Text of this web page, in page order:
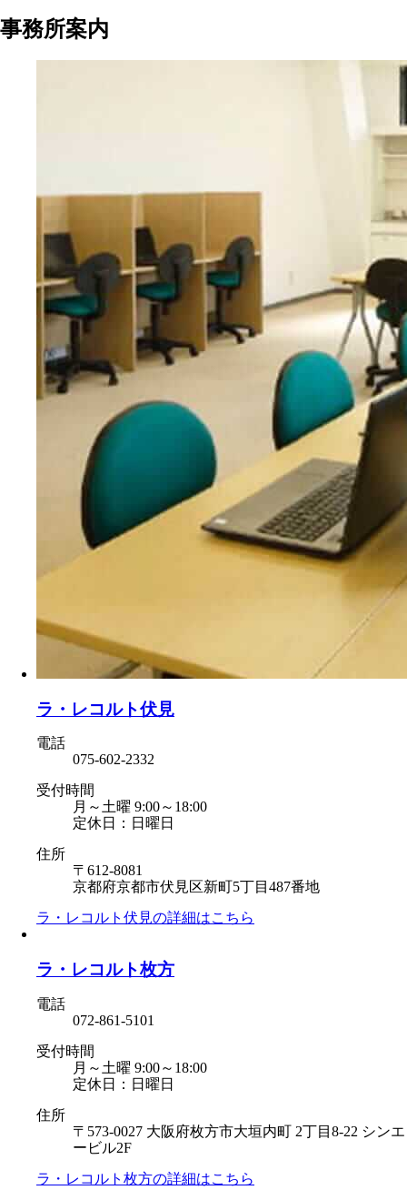
事務所案内
ラ・レコルト伏見
電話
075-602-2332
受付時間
月～土曜 9:00～18:00
定休日：日曜日
住所
〒612-8081
京都府京都市伏見区新町5丁目487番地
ラ・レコルト伏見の詳細はこちら
ラ・レコルト枚方
電話
072-861-5101
受付時間
月～土曜 9:00～18:00
定休日：日曜日
住所
〒573-0027 大阪府枚方市大垣内町 2丁目8-22 シンエ
ービル2F
ラ・レコルト枚方の詳細はこちら